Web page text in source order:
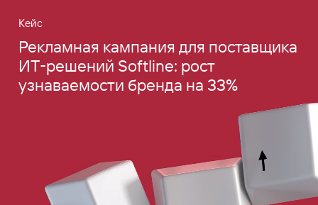
Кейс
Рекламная кампания для поставщика
ИТ‑решений Softline: рост
узнаваемости бренда на 33%